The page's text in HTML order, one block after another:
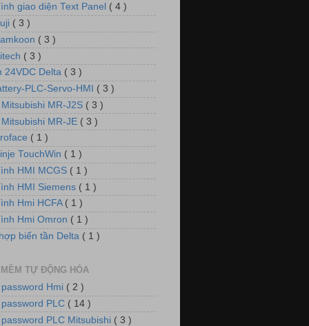
giao diện Text Panel ( 4 )
( 3 )
( 3 )
( 3 )
24VDC Delta ( 3 )
PLC-Servo-HMI ( 3 )
MR-J2S ( 3 )
MR-JE ( 3 )
( 1 )
TouchWin ( 1 )
HMI MCGS ( 1 )
HMI Siemens ( 1 )
Hmi HCFA ( 1 )
Hmi Omron ( 1 )
biến tần Delta ( 1 )
MỀM TỰ ĐỘNG HÓA
Hmi ( 2 )
PLC ( 14 )
PLC Mitsubishi ( 3 )